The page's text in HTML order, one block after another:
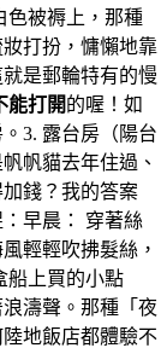
色被褥上，那種
打扮，慵懶地靠
是郵輪特有的慢
能打開的喔！如
3. 露台房（陽台
帆貓去年住過、
錢？我的答案
早晨： 穿著絲
輕輕吹拂髮絲，
船上買的小點
濤聲。那種「夜
地飯店都體驗不